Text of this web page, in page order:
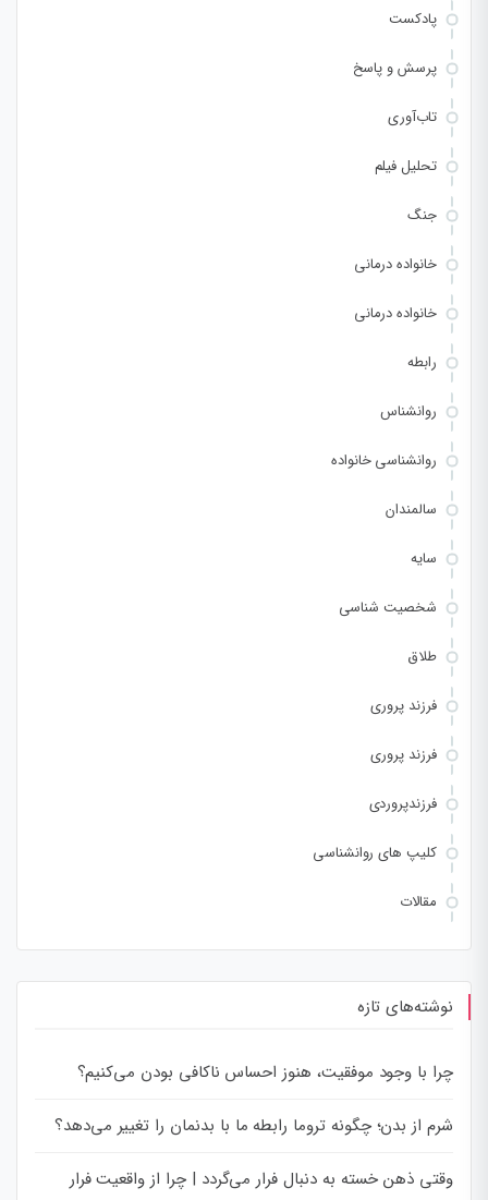
پادکست
پرسش و پاسخ
تاب‌آوری
تحلیل فیلم
جنگ
خانواده درمانی
خانواده درمانی
رابطه
روانشناس
روانشناسی خانواده
سالمندان
سایه
شخصیت شناسی
طلاق
فرزند پروری
فرزند پروری
فرزندپروردی
کلیپ های روانشناسی
مقالات
نوشته‌های تازه
چرا با وجود موفقیت، هنوز احساس ناکافی بودن می‌کنیم؟
شرم از بدن؛ چگونه تروما رابطه ما با بدنمان را تغییر می‌دهد؟
وقتی ذهن خسته به دنبال فرار می‌گردد | چرا از واقعیت فرار